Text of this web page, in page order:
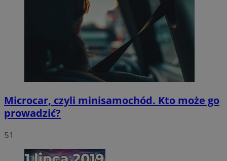
Microcar, czyli minisamochód. Kto może go
prowadzić?
51